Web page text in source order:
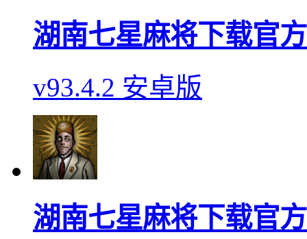
湖南七星麻将下载官
v93.4.2 安卓版
湖南七星麻将下载官